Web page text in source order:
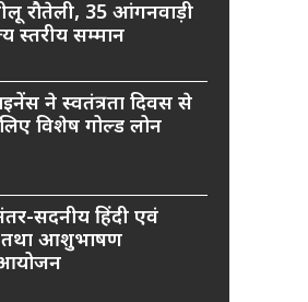
रौतेली, 35 आंगनवाड़ी
स्तरीय सम्मान
ने स्वतंत्रता दिवस से
विशेष गोल्ड लोन
सदनीय हिंदी एवं
तथा आशुभाषण
आयोजन